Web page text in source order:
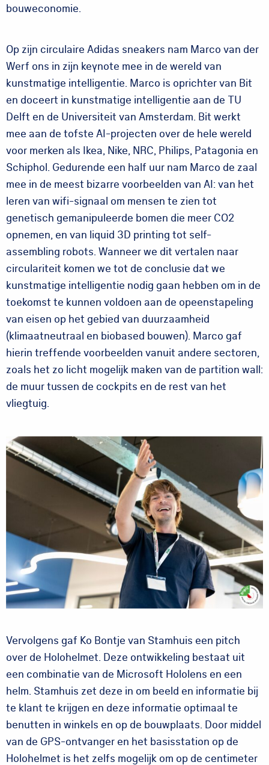
bouweconomie.
Op zijn circulaire Adidas sneakers nam Marco van der
Werf ons in zijn keynote mee in de wereld van
kunstmatige intelligentie. Marco is oprichter van Bit
en doceert in kunstmatige intelligentie aan de TU
Delft en de Universiteit van Amsterdam. Bit werkt
mee aan de tofste AI-projecten over de hele wereld
voor merken als Ikea, Nike, NRC, Philips, Patagonia en
Schiphol. Gedurende een half uur nam Marco de zaal
mee in de meest bizarre voorbeelden van AI: van het
leren van wifi-signaal om mensen te zien tot
genetisch gemanipuleerde bomen die meer CO2
opnemen, en van liquid 3D printing tot self-
assembling robots. Wanneer we dit vertalen naar
circulariteit komen we tot de conclusie dat we
kunstmatige intelligentie nodig gaan hebben om in de
toekomst te kunnen voldoen aan de opeenstapeling
van eisen op het gebied van duurzaamheid
(klimaatneutraal en biobased bouwen). Marco gaf
hierin treffende voorbeelden vanuit andere sectoren,
zoals het zo licht mogelijk maken van de partition wall:
de muur tussen de cockpits en de rest van het
vliegtuig.
Vervolgens gaf Ko Bontje van Stamhuis een pitch
over de Holohelmet. Deze ontwikkeling bestaat uit
een combinatie van de Microsoft Hololens en een
helm. Stamhuis zet deze in om beeld en informatie bij
te klant te krijgen en deze informatie optimaal te
benutten in winkels en op de bouwplaats. Door middel
van de GPS-ontvanger en het basisstation op de
Holohelmet is het zelfs mogelijk om op de centimeter